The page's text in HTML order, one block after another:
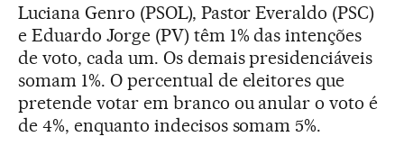
Luciana Genro (PSOL), Pastor Everaldo (PSC)
e Eduardo Jorge (PV) têm 1% das intenções
de voto, cada um. Os demais presidenciáveis
somam 1%. O percentual de eleitores que
pretende votar em branco ou anular o voto é
de 4%, enquanto indecisos somam 5%.